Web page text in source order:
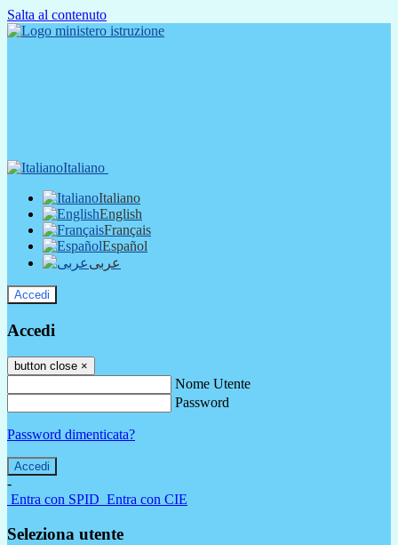
Salta al contenuto
Italiano
Italiano
English
Français
Español
عربى
Accedi
Accedi
button close ×
Nome Utente
Password
Password dimenticata?
-
Entra con SPID Entra con CIE
Seleziona utente